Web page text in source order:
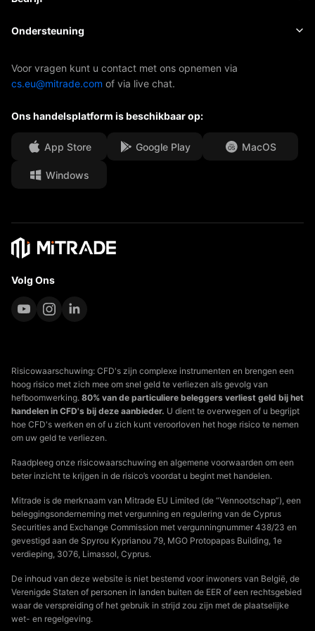
EBook
Over Mitrade
Onze onderscheidingen
Media Centre
Carrièremogelijkheden
Juridische documenten
Ondersteuning
Afdeling Help
Veelgestelde vragen (FAQ)
Voor vragen kunt u contact met ons opnemen via
cs.eu@mitrade.com of via live chat.
Ons handelsplatform is beschikbaar op:
App Store Google Play MacOS
Windows
Volg Ons
Risicowaarschuwing: CFD's zijn complexe instrumenten en brengen een
hoog risico met zich mee om snel geld te verliezen als gevolg van
hefboomwerking. 80% van de particuliere beleggers verliest geld bij het
handelen in CFD's bij deze aanbieder. U dient te overwegen of u begrijpt
hoe CFD's werken en of u zich kunt veroorloven het hoge risico te nemen
om uw geld te verliezen.
Raadpleeg onze risicowaarschuwing en algemene voorwaarden om een
beter inzicht te krijgen in de risico’s voordat u begint met handelen.
Mitrade is de merknaam van Mitrade EU Limited (de “Vennootschap”), een
beleggingsonderneming met vergunning en regulering van de Cyprus
Securities and Exchange Commission met vergunningnummer 438/23 en
gevestigd aan de Spyrou Kyprianou 79, MGO Protopapas Building, 1e
verdieping, 3076, Limassol, Cyprus.
De inhoud van deze website is niet bestemd voor inwoners van België, de
Verenigde Staten of personen in landen buiten de EER of een rechtsgebied
waar de verspreiding of het gebruik in strijd zou zijn met de plaatselijke
wet- en regelgeving.